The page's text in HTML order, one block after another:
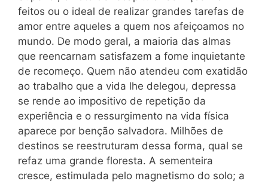
feitos ou o ideal de realizar grandes tarefas de
amor entre aqueles a quem nos afeiçoamos no
mundo. De modo geral, a maioria das almas
que reencarnam satisfazem a fome inquietante
de recomeço. Quem não atendeu com exatidão
ao trabalho que a vida lhe delegou, depressa
se rende ao impositivo de repetição da
experiência e o ressurgimento na vida física
aparece por benção salvadora. Milhões de
destinos se reestruturam dessa forma, qual se
refaz uma grande floresta. A sementeira
cresce, estimulada pelo magnetismo do solo; a